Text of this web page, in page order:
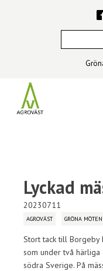
Lyckad
20230711
AGROVÄST GRÖNA MÖTEN
Stort tack till Borgeby
som under två
södra Sverige. På